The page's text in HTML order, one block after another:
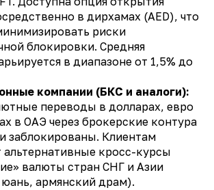
в дирхамах (AED), что
риски
блокировки. Средняя
в диапазоне от 1,5% до
компании (БКС и аналоги):
переводы в долларах, евро
в ОАЭ через брокерские контура
заблокированы. Клиентам
альтернативные кросс-курсы
валюты стран СНГ и Азии
армянский драм).